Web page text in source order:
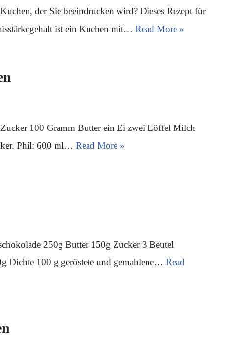
der Sie beeindrucken wird? Dieses Rezept für
ist ein Kuchen mit… Read More »
100 Gramm Butter ein Ei zwei Löffel Milch
Phil: 600 ml… Read More »
250g Butter 150g Zucker 3 Beutel
Dichte 100 g geröstete und gemahlene… Read